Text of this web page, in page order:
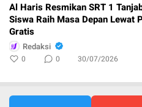
Al Haris Resmikan SRT 1
Siswa Raih Masa Depan Lewat
Gratis
Redaksi
0 0 30/07/2026